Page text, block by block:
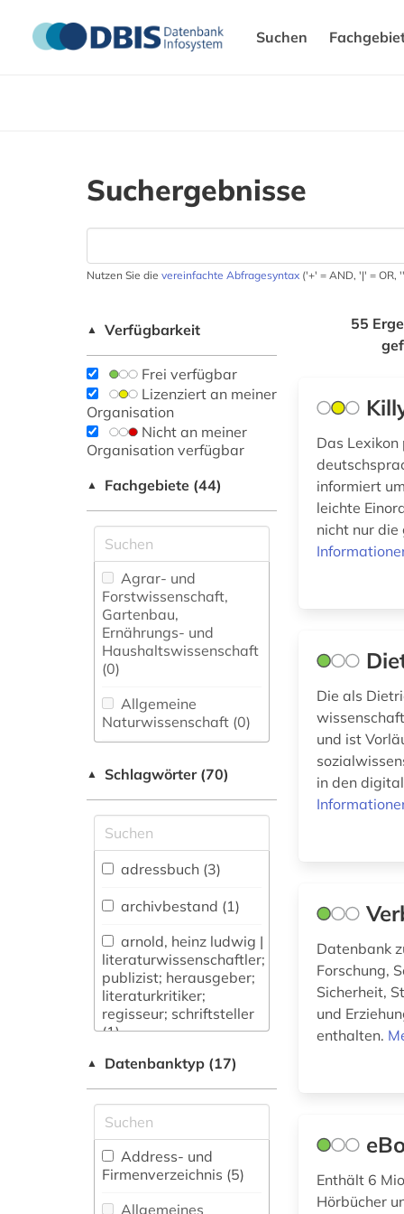
Suchen
Suchergebnisse
Nutzen Sie die vereinfachte Abfragesyntax ('+' = AND, '|' = OR,
▲ Verfügbarkeit
Frei verfügbar
Lizenziert an meiner
Organisation
Nicht an meiner
Organisation verfügbar
▲ Fachgebiete (44)
Agrar- und
Forstwissenschaft,
Gartenbau,
Ernährungs- und
Haushaltswissenschaft
(0)
Allgemeine
Naturwissenschaft (0)
fachübergreifende
Allgemeine und
vergleichende Sprach-
und
Literaturwissenschaft.
Indogermanistik.
Außereuropäische
Sprachen und
Literaturen (8)
Anglistik.
Amerikanistik (0)
Vermessungswesen (0)
Biologie,
Biotechnologie (0)
Buch- und
▲ Schlagwörter (70)
adressbuch (3)
archivbestand (1)
arnold, heinz ludwig |
literaturwissenschaftler;
publizist; herausgeber;
literaturkritiker;
regisseur; schriftsteller
(1)
autor (3)
bestand (1)
bibliografie (5)
bibliografie 1896-
▲ Datenbanktyp (17)
Address- und
Firmenverzeichnis (5)
Allgemeines
55
Das
informiert
leichte
nicht nur die
Die als
und ist
in den
Datenbank
Forschung,
Sicherheit,
und
enthalten.
Enthält 6
Hörbücher